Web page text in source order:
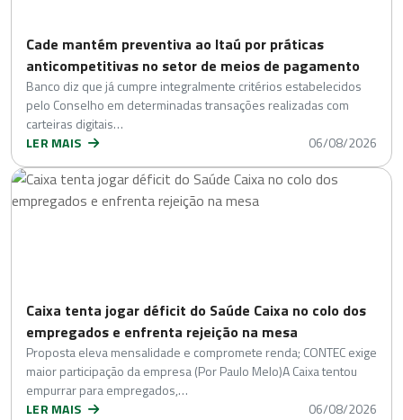
Cade mantém preventiva ao Itaú por práticas
anticompetitivas no setor de meios de pagamento
Banco diz que já cumpre integralmente critérios estabelecidos
pelo Conselho em determinadas transações realizadas com
carteiras digitais…
LER MAIS
06/08/2026
Caixa tenta jogar déficit do Saúde Caixa no colo dos
empregados e enfrenta rejeição na mesa
Proposta eleva mensalidade e compromete renda; CONTEC exige
maior participação da empresa (Por Paulo Melo)A Caixa tentou
empurrar para empregados,…
LER MAIS
06/08/2026